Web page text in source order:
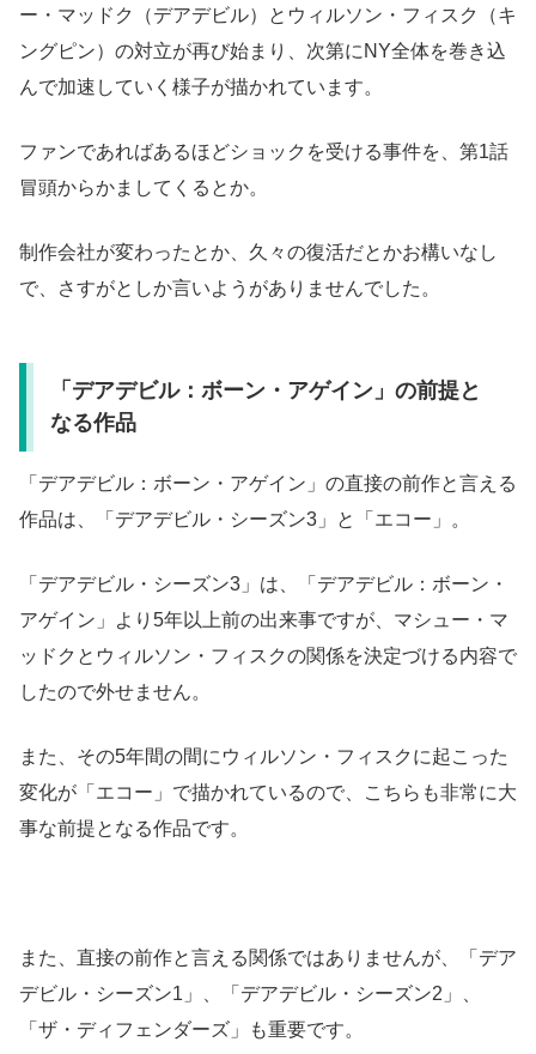
ー・マッドク（デアデビル）とウィルソン・フィスク（キ
ングピン）の対立が再び始まり、次第にNY全体を巻き込
んで加速していく様子が描かれています。
ファンであればあるほどショックを受ける事件を、第1話
冒頭からかましてくるとか。
制作会社が変わったとか、久々の復活だとかお構いなし
で、さすがとしか言いようがありませんでした。
「デアデビル：ボーン・アゲイン」の前提と
なる作品
「デアデビル：ボーン・アゲイン」の直接の前作と言える
作品は、「デアデビル・シーズン3」と「エコー」。
「デアデビル・シーズン3」は、「デアデビル：ボーン・
アゲイン」より5年以上前の出来事ですが、マシュー・マ
ッドクとウィルソン・フィスクの関係を決定づける内容で
したので外せません。
また、その5年間の間にウィルソン・フィスクに起こった
変化が「エコー」で描かれているので、こちらも非常に大
事な前提となる作品です。
また、直接の前作と言える関係ではありませんが、「デア
デビル・シーズン1」、「デアデビル・シーズン2」、
「ザ・ディフェンダーズ」も重要です。